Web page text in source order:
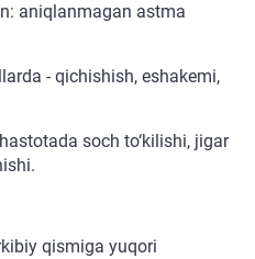
aniqlanmagan astma
- qichishish, eshakemi,
soch to‘kilishi, jigar
qismiga yuqori